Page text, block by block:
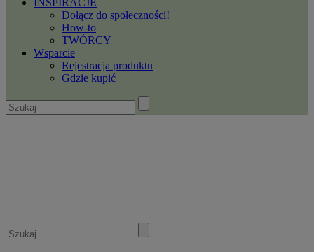
INSPIRACJE
Dołącz do społeczności!
How-to
TWÓRCY
Wsparcie
Rejestracja produktu
Gdzie kupić